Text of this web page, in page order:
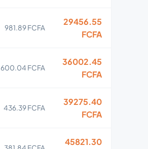
981.89 FCFA
29456.55
FCFA
600.04 FCFA
36002.45
FCFA
436.39 FCFA
39275.40
FCFA
45821.30